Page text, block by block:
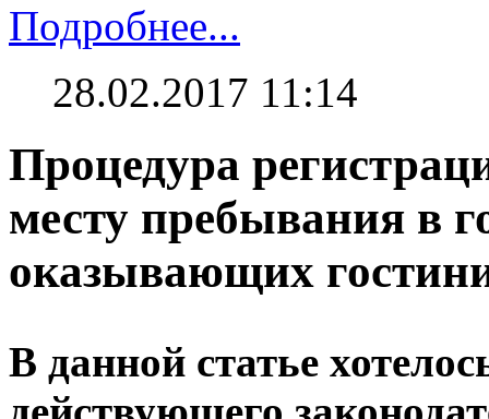
Подробнее...
28.02.2017 11:14
Процедура
месту пребывания в
оказывающих
В данной статье